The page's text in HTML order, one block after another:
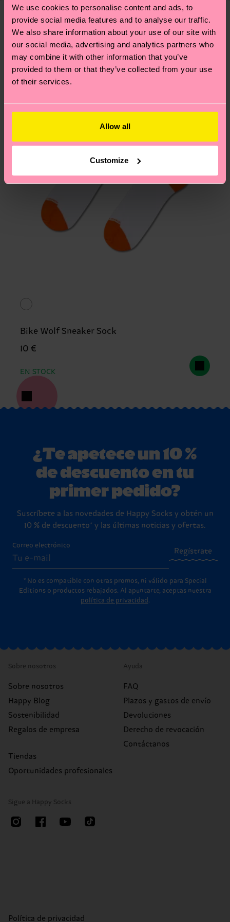
We use cookies to personalise content and ads, to
provide social media features and to analyse our traffic.
We also share information about your use of our site with
our social media, advertising and analytics partners who
may combine it with other information that you’ve
provided to them or that they’ve collected from your use
of their services.
Allow all
Customize
de sostenibilidad.
tiempo exacto puede variar según el servicio
postal local.
¿Tienes dudas sobre las devoluciones? Visita
nuestra página de Devolucionespara ver las
respuestas a las preguntas más frecuentes.
Creemos que te va a encantar Diseños parecidos
¡Novedades!
Bike Wolf Sneaker Sock
10 €
EN STOCK
¿Te apetece un 10 %
de descuento en tu
primer pedido?
Suscríbete a las novedades de Happy Socks y obtén un
10 % de descuento* y las últimas noticias y ofertas.
Correo electrónico
Regístrate
* No es compatible con otras promos, ni válido para Special
Editions o productos rebajados. Al apuntarte, aceptas nuestra
política de privacidad .
Sobre nosotros
Sobre nosotros
Happy Blog
Sostenibilidad
Regalos de empresa
Tiendas
Oportunidades profesionales
Ayuda
FAQ
Plazos y gastos de envío
Devoluciones
Derecho de revocación
Contáctanos
Sigue a Happy Socks
Política de privacidad